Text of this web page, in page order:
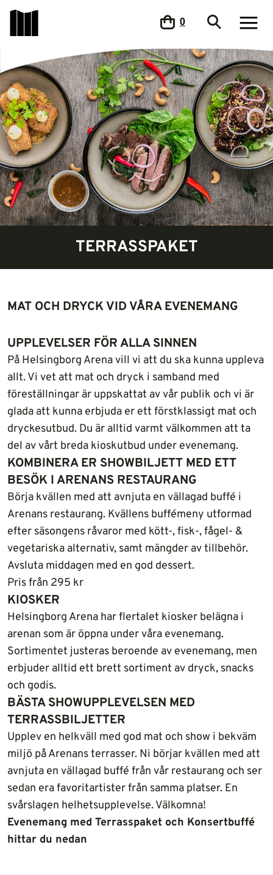
0
TERRASSPAKET
MAT OCH DRYCK VID VÅRA EVENEMANG
UPPLEVELSER FÖR ALLA SINNEN
På Helsingborg Arena vill vi att du ska kunna uppleva
allt. Vi vet att mat och dryck i samband med
föreställningar är uppskattat av vår publik och vi är
glada att kunna erbjuda er ett förstklassigt mat och
dryckesutbud. Du är alltid varmt välkommen att ta
del av vårt breda kioskutbud under evenemang.
KOMBINERA ER SHOWBILJETT MED ETT
BESÖK I ARENANS RESTAURANG
Börja kvällen med att avnjuta en vällagad buffé i
Arenans restaurang. Kvällens buffémeny utformad
efter säsongens råvaror med kött-, fisk-, fågel- &
vegetariska alternativ, samt mängder av tillbehör.
Avsluta middagen med en god dessert.
Pris från 295 kr
KIOSKER
Helsingborg Arena har flertalet kiosker belägna i
arenan som är öppna under våra evenemang.
Sortimentet justeras beroende av evenemang, men
erbjuder alltid ett brett sortiment av dryck, snacks
och godis.
BÄSTA SHOWUPPLEVELSEN MED
TERRASSBILJETTER
Upplev en helkväll med god mat och show i bekväm
miljö på Arenans terrasser. Ni börjar kvällen med att
avnjuta en vällagad buffé från vår restaurang och ser
sedan era favoritartister från samma platser. En
svårslagen helhetsupplevelse. Välkomna!
Evenemang med Terrasspaket och Konsertbuffé
hittar du nedan